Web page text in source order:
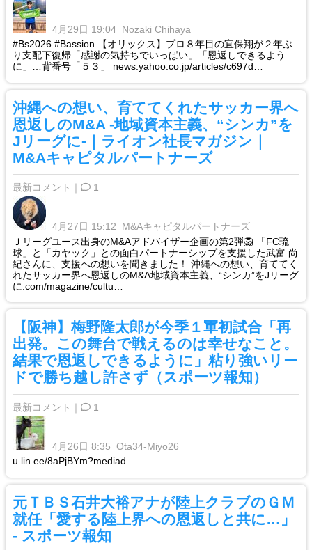
4月29日 19:04 Nozaki Chihaya
#Bs2026 #Bassion 【オリックス】プロ８年目の宜保翔が２年ぶ
り支配下復帰「感謝の気持ちでいっぱい」「恩返しできるよう
に」…背番号「５３」 news.yahoo.co.jp/articles/c697d…
沖縄への想い、育ててくれたサッカー界へ
恩返しのM&A -地域資本主義、“シンカ”を
Jリーグに-｜ライオン社長マガジン｜
M&Aキャピタルパートナーズ
最新コメント｜ 1
4月27日 15:12
M&Aキャピタルパートナーズ
Ｊリーグユース出身のM&Aアドバイザー企画の第2弾🦁 「FC琉
球」と「カヤック」との面白パートナーシップを支援した武富 尚
紀さんに、支援への想いを聞きました！ 沖縄への想い、育ててく
れたサッカー界へ恩返しのM&A地域資本主義、“シンカ”をJリーグ
に.com/magazine/cultu…
【阪神】梅野隆太郎が今季１軍初試合「再
出発。この舞台で戦えるのは幸せなこと。
結果で恩返しできるように」粘り強いリー
ドで勝ち越し許さず（スポーツ報知）
最新コメント｜ 1
4月26日 8:35 Ota34-Miyo26
u.lin.ee/8aPjBYm?mediad…
元ＴＢＳ石井大裕アナが陸上クラブのＧＭ
就任「愛する陸上界への恩返しと共に…」
- スポーツ報知